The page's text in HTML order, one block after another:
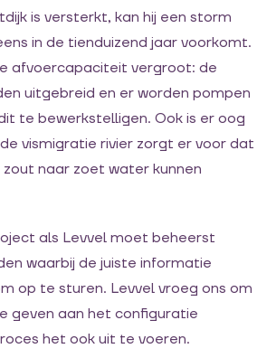
is versterkt, kan hij een storm
in de tienduizend jaar voorkomt.
afvoercapaciteit vergroot: de
uitgebreid en er worden pompen
te bewerkstelligen. Ook is er oog
vismigratie rivier zorgt er voor dat
zout naar zoet water kunnen
als Levvel moet beheerst
waarbij de juiste informatie
op te sturen. Levvel vroeg ons om
geven aan het configuratie
het ook uit te voeren.